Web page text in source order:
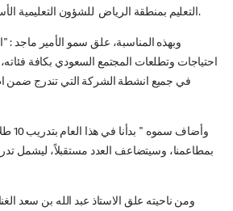
التعليم بمنطقة الرياض للشؤون التعليمية الأستاذ /عبد الله بن سعد الغنام.
وبهذه المناسبة، علق سمو الأمير ماجد :
احتياجات وتطلعات المجتمع السعودي بكافة
في جميع انشطة الشركة التي تندرج ضمن
ومن ناحيته علق الاستاذ عبد الله بن سعد